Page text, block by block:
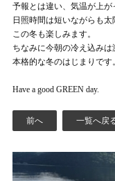
予報とは違い、気温が上が
日照時間は短いながらも太
この冬も楽しみます。
ちなみに今朝の冷え込みは
本格的な冬のはじまりです。
Have a good GREEN day.
前へ 一覧へ戻